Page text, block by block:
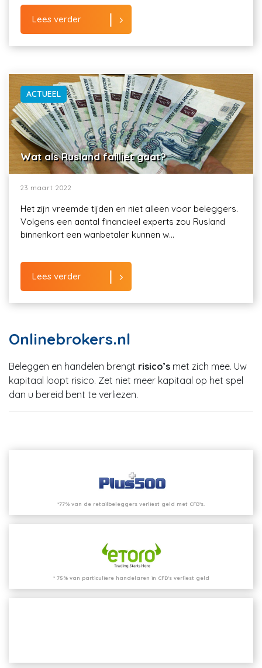
Lees verder
ACTUEEL
Wat als Rusland failliet gaat?
23 maart 2022
Het zijn vreemde tijden en niet alleen voor beleggers.
Volgens een aantal financieel experts zou Rusland
binnenkort een wanbetaler kunnen w...
Lees verder
Onlinebrokers.nl
Beleggen en handelen brengt risico’s met zich mee. Uw
kapitaal loopt risico. Zet niet meer kapitaal op het spel
dan u bereid bent te verliezen.
*77% van de retailbeleggers verliest geld met CFD’s.
* 75% van particuliere handelaren in CFD's verliest geld